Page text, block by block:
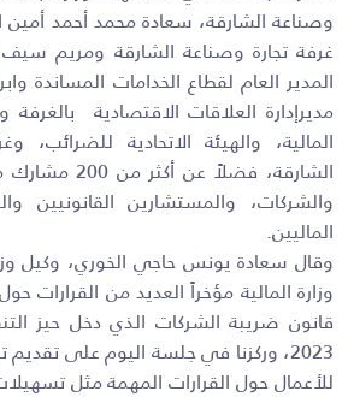
وصناعة الشارقة، سعادة محمد أحمد
غرفة تجارة وصناعة الشارقة ومريم
المدير العام لقطاع الخدامات المساندة
مديرإدارة العلاقات الاقتصادية
المالية، والهيئة الاتحادية للضرائب،
الشارقة، فضلاً
والشركات، والمستشارين القانونيين
الماليين.
وقال سعادة يونس حاجي الخوري، وكيل
وزارة المالية مؤخراً العديد من القرارات
2023، وركزنا في جلسة اليوم على
للأعمال حول القرارات المهمة مثل